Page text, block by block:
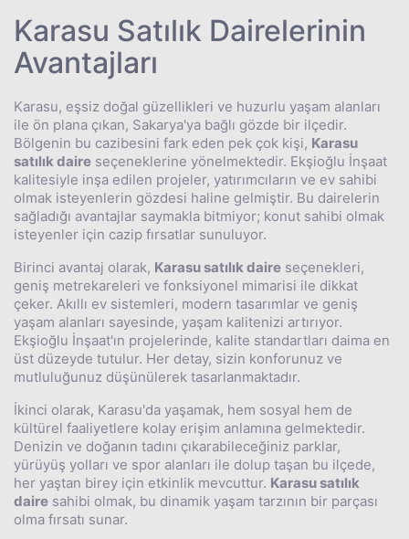
Karasu Satılık Dairelerinin
Avantajları
Karasu, eşsiz doğal güzellikleri ve huzurlu yaşam alanları
ile ön plana çıkan, Sakarya'ya bağlı gözde bir ilçedir.
Bölgenin bu cazibesini fark eden pek çok kişi, Karasu
satılık daire seçeneklerine yönelmektedir. Ekşioğlu İnşaat
kalitesiyle inşa edilen projeler, yatırımcıların ve ev sahibi
olmak isteyenlerin gözdesi haline gelmiştir. Bu dairelerin
sağladığı avantajlar saymakla bitmiyor; konut sahibi olmak
isteyenler için cazip fırsatlar sunuluyor.
Birinci avantaj olarak, Karasu satılık daire seçenekleri,
geniş metrekareleri ve fonksiyonel mimarisi ile dikkat
çeker. Akıllı ev sistemleri, modern tasarımlar ve geniş
yaşam alanları sayesinde, yaşam kalitenizi artırıyor.
Ekşioğlu İnşaat'ın projelerinde, kalite standartları daima en
üst düzeyde tutulur. Her detay, sizin konforunuz ve
mutluluğunuz düşünülerek tasarlanmaktadır.
İkinci olarak, Karasu'da yaşamak, hem sosyal hem de
kültürel faaliyetlere kolay erişim anlamına gelmektedir.
Denizin ve doğanın tadını çıkarabileceğiniz parklar,
yürüyüş yolları ve spor alanları ile dolup taşan bu ilçede,
her yaştan birey için etkinlik mevcuttur. Karasu satılık
daire sahibi olmak, bu dinamik yaşam tarzının bir parçası
olma fırsatı sunar.